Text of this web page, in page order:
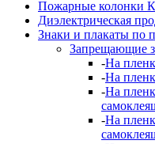
Пожарные колонки
Диэлектрическая
Знаки и плакаты по
Запрещающие
-На
-На
-На
-На